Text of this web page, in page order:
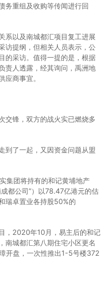
务重组及收购等传闻进行回
系以及南城都汇项目复工进展
访提纲，但相关人员表示，公
的采访。值得一提的是，根据
责人透露，经其询问，禹洲地
应商事宜。
交锋，双方的战火实已燃烧多
到了一起，又因资金问题从盟
集团将持有的和记黄埔地产
成都公司”）以78.47亿港元的估
瑞卓置业各持股50%的
，2020年10月，易主后的和记
南城都汇第八期住宅小区更名
开盘，一次性推出1-5号楼372